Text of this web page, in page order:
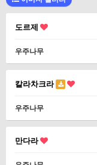
도르제
우주나무
칼라차크라
우주나무
만다라